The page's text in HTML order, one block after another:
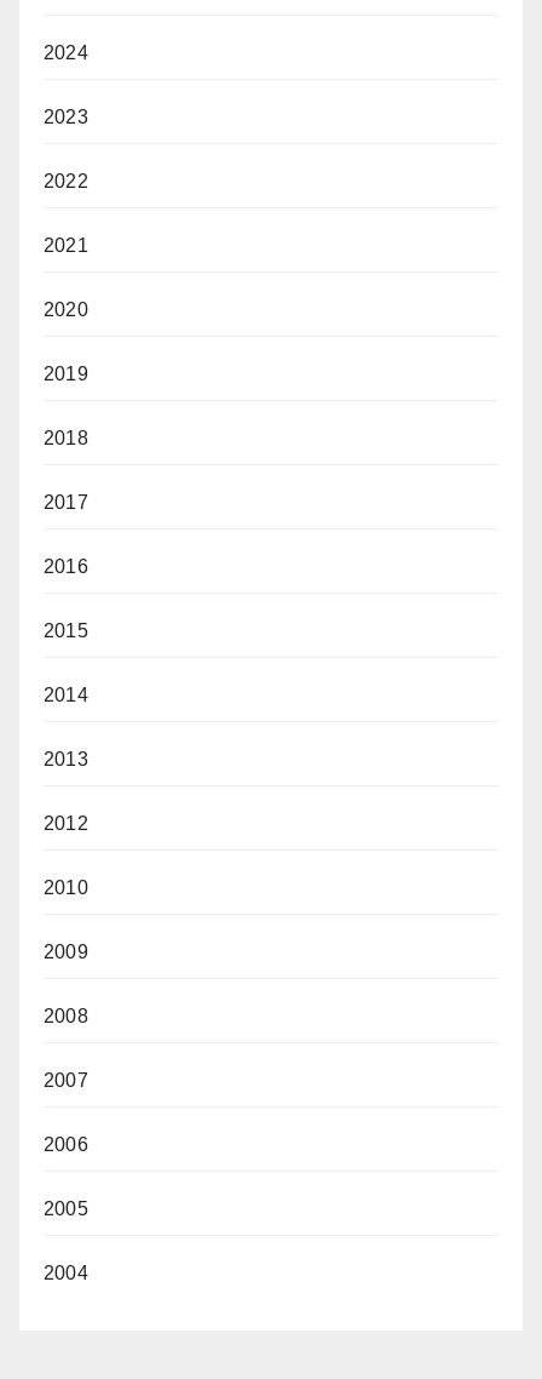
2024
2023
2022
2021
2020
2019
2018
2017
2016
2015
2014
2013
2012
2010
2009
2008
2007
2006
2005
2004